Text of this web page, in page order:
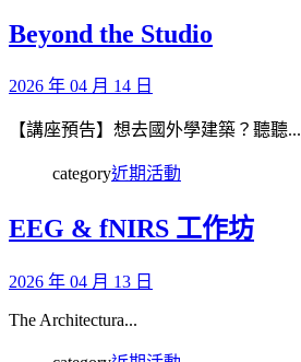
Beyond the Studio
2026 年 04 月 14 日
【講座預告】想去國外學建築？聽聽...
category近期活動
EEG & fNIRS 工作坊
2026 年 04 月 13 日
The Architectura...